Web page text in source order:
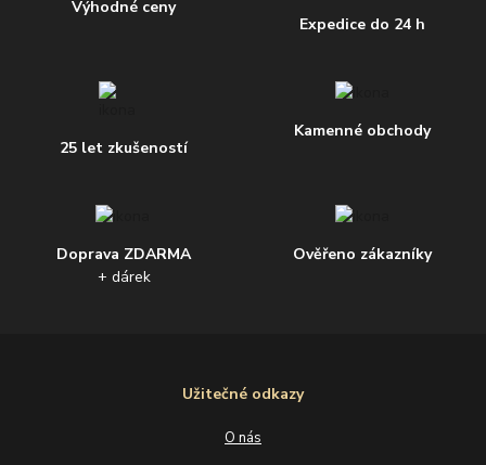
Výhodné ceny
Expedice do 24 h
25 let zkušeností
Kamenné obchody
Doprava ZDARMA
+ dárek
Ověřeno zákazníky
Užitečné odkazy
O nás